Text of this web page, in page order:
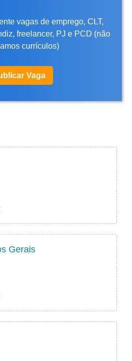
vagas de emprego, CLT,
freelancer, PJ e PCD (não
currículos)
Vaga
Gerais